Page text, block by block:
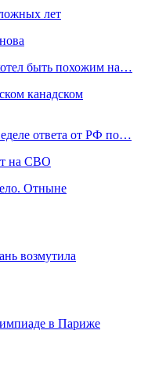
лет
быть похожим на…
канадском
ответа от РФ по…
на СВО
Отныне
возмутила
в Париже